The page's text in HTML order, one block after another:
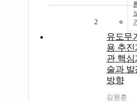
2
유도무
용 추진
관 핵심
술과 발
방향
김원훈